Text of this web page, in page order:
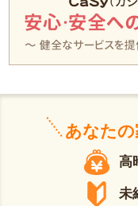
あなたの
高
未